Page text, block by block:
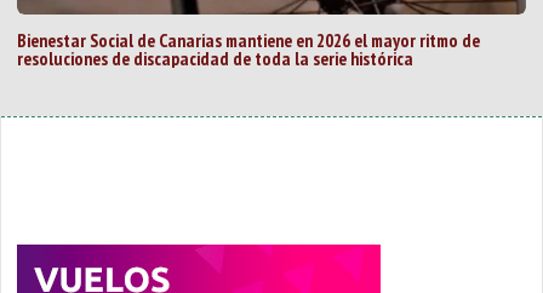
Bienestar Social de Canarias mantiene en 2026 el mayor ritmo de
resoluciones de discapacidad de toda la serie histórica